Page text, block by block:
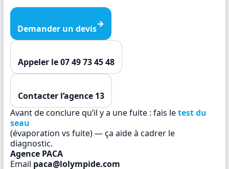
Demander un devis→
Appeler le 07 49 73 45 48
Contacter l’agence 13
Avant de conclure qu’il y a une fuite : fais letest du
seau
(évaporation vs fuite) — ça aide à cadrer le
diagnostic.
Agence PACA
Email paca@lolympide.com